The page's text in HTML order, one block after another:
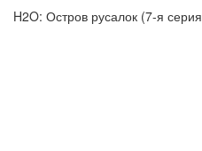
H2O: Остров русалок (7-я